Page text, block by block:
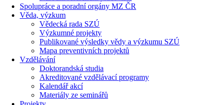
Spolupráce a poradní orgány MZ ČR
Věda, výzkum
Vědecká rada SZÚ
Výzkumné projekty
Publikované výsledky vědy a výzkumu SZÚ
Mapa preventivních projektů
Vzdělávání
Doktorandská studia
Akreditované vzdělávací programy
Kalendář akcí
Materiály ze seminářů